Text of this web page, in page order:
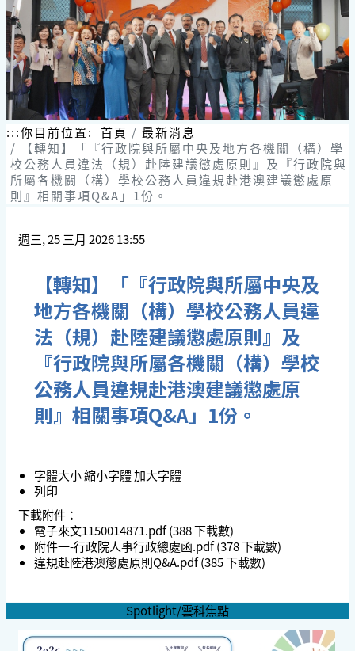
跳
到
主
要
內
容
區
塊
:::你目前位置: 首頁
最新消息
【轉知】「『行政院與所屬中央及地方各機關（構）學
校公務人員違法（規）赴陸建議懲處原則』及『行政院與
所屬各機關（構）學校公務人員違規赴港澳建議懲處原
則』相關事項Q&A」1份。
週三, 25 三月 2026 13:55
【轉知】「『行政院與所屬中央及
地方各機關（構）學校公務人員違
法（規）赴陸建議懲處原則』及
『行政院與所屬各機關（構）學校
公務人員違規赴港澳建議懲處原
則』相關事項Q&A」1份。
字體大小縮小字體加大字體
列印
下載附件：
電子來文1150014871.pdf (388 下載數)
附件一-行政院人事行政總處函.pdf (378 下載數)
違規赴陸港澳懲處原則Q&A.pdf (385 下載數)
Spotlight/雲科焦點